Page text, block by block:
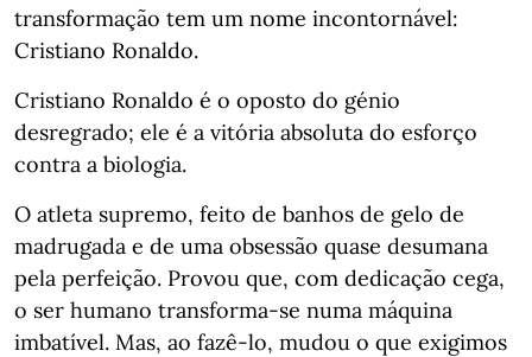
transformação tem um nome incontornável:
Cristiano Ronaldo.
Cristiano Ronaldo é o oposto do génio
desregrado; ele é a vitória absoluta do esforço
contra a biologia.
O atleta supremo, feito de banhos de gelo de
madrugada e de uma obsessão quase desumana
pela perfeição. Provou que, com dedicação cega,
o ser humano transforma-se numa máquina
imbatível. Mas, ao fazê-lo, mudou o que exigimos